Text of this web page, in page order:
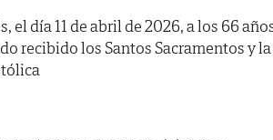
el día 11 de abril de 2026, a los 66
recibido los Santos Sacramentos y la